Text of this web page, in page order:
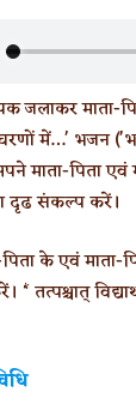
जलाकर
चरणों में…' भजन
माता-पिता
दृढ संकल्प करें।
पिता के एवं माता-
* तत्पश्चात्